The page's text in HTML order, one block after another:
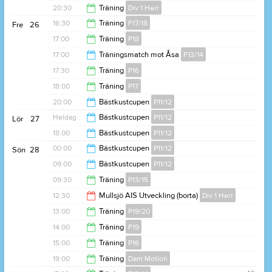
20:30
21:30
20:30 Träning Div 1 Herr
22:00
26
Fre 16:30 Träning F17/18
17:30
17:00 Träning P18
18:00
17:00 Träningsmatch mot Åsa F13/14
18:30
17:30 Träning P16
18:30
18:00 Träning P17
19:00
20:00 Bästkustcupen P11/12
00:00
27
Lör Heldag Bästkustcupen P11/12
18:00
Bästkustcupen P11/12
19:00
28
Sön 00:00 Bästkustcupen P11/12
22:00
09:00 Bästkustcupen P11/12
13:00
09:30 Träning P13/15
11:00
12:30 Mullsjö AIS Utveckling (borta) Div 1 Herr
14:30
13:00 Träning P19/20
14:00
14:00 Träning F19
15:00
15:00 Träning P16
19:00 Träning Dam Motion